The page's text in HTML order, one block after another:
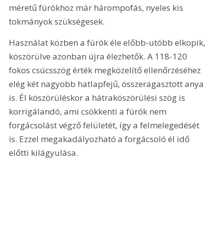
méretű fúrókhoz már hárompofás, nyeles kis
tokmányok szükségesek.
Használat közben a fúrók éle előbb-utóbb elkopik,
köszörülve azonban újra élezhetők. A 118-120
fokos csúcsszög érték megközelítő ellenőrzéséhez
elég két nagyobb hatlapfejű, összeragasztott anya
is. Él köszörüléskor a hátraköszörülési szög is
korrigálandó, ami csökkenti a fúrók nem
forgácsolást végző felületét, így a felmelegedését
is. Ezzel megakadályozható a forgácsoló él idő
előtti kilágyulása.